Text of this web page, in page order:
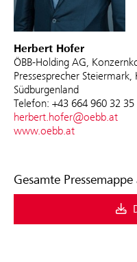
Herbert Hofer
ÖBB-Holding AG,
Pressesprecher
Südburgenland
Telefon: +43 664 960 32 35
herbert.hofer@oebb.at
www.oebb.at
Gesamte Pressemappe